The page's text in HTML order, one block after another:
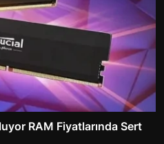
RAM Fiyatlarında Sert